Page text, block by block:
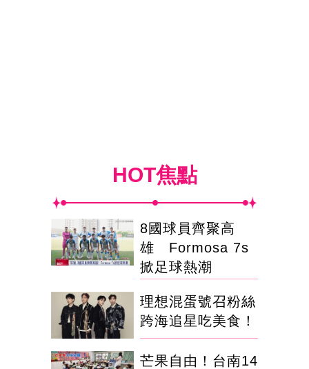
HOT焦點
8國球員齊聚高
雄 Formosa 7s
掀足球熱潮
理想混蛋號召粉絲
跨海追星吃美食！
芒果自由！台南14